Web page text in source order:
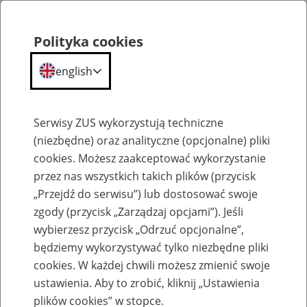
Aktualności
Bezpieczna i nowoczesna infrastruktura
informatyczna - seminarium
Polityka cookies
english
Serwisy ZUS wykorzystują techniczne
(niezbędne) oraz analityczne (opcjonalne) pliki
cookies. Możesz zaakceptować wykorzystanie
przez nas wszystkich takich plików (przycisk
„Przejdź do serwisu”) lub dostosować swoje
zgody (przycisk „Zarządzaj opcjami”). Jeśli
wybierzesz przycisk „Odrzuć opcjonalne”,
będziemy wykorzystywać tylko niezbędne pliki
cookies. W każdej chwili możesz zmienić swoje
ustawienia. Aby to zrobić, kliknij „Ustawienia
plików cookies” w stopce.